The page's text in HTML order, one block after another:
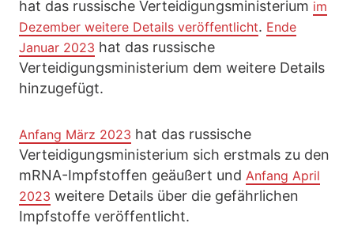
hat das russische Verteidigungsministerium im
Dezember weitere Details veröffentlicht. Ende
Januar 2023 hat das russische
Verteidigungsministerium dem weitere Details
hinzugefügt.
Anfang März 2023 hat das russische
Verteidigungsministerium sich erstmals zu den
mRNA-Impfstoffen geäußert und Anfang April
2023 weitere Details über die gefährlichen
Impfstoffe veröffentlicht.